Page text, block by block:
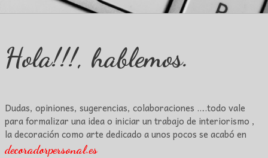
Hola!!!, hablemos.
Dudas, opiniones, sugerencias, colaboraciones ….todo vale
para formalizar una idea o iniciar un trabajo de interiorismo ,
la decoración como arte dedicado a unos pocos se acabó en
decoradorpersonal.es